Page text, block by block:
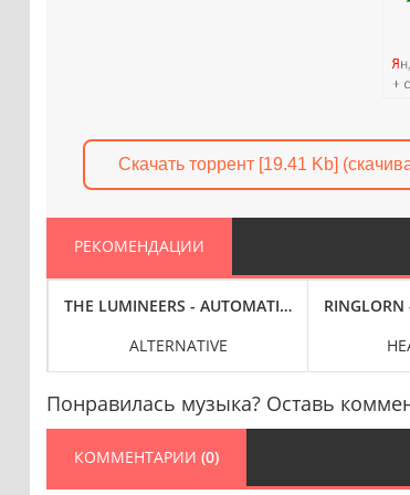
Скачать торрент [19.41 Kb]
РЕКОМЕНДАЦИИ
[24-BIT HI-RES] (2025) FLAC
- CRITICAL THINKING [24-BIT HI-RES] (2025) FLAC
THE LUMINEERS - AUTOMATIC (2025) FLAC
ALTERNATIVE
RINGLORN
Понравилась музыка? Оставь
КОММЕНТАРИИ (0)